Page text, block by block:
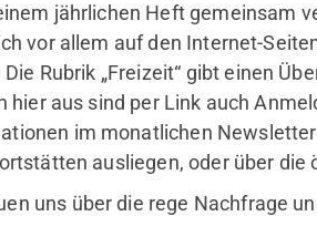
jährlichen Heft gemeinsam
vor allem auf den Internet-
Rubrik „Freizeit“ gibt einen
aus sind per Link auch
im monatlichen
ausliegen, oder über die
uns über die rege Nachfrage
Mitglied werden
Jobs
FAQ